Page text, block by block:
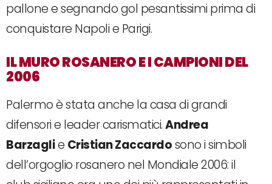
pallone e segnando gol pesantissimi prima di
conquistare Napoli e Parigi.
IL MURO ROSANERO E I CAMPIONI DEL
2006
Palermo è stata anche la casa di grandi
difensori e leader carismatici.Andrea
Barzaglie Cristian Zaccardosono i simboli
dell’orgoglio rosanero nel Mondiale 2006: il